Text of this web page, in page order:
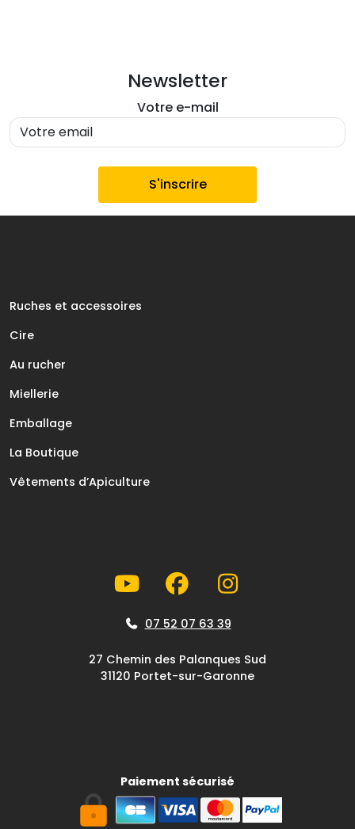
Newsletter
Votre e-mail
Ruches et accessoires
Cire
Au rucher
Miellerie
Emballage
La Boutique
Vêtements d’Apiculture
07 52 07 63 39
27 Chemin des Palanques Sud
31120 Portet-sur-Garonne
Paiement sécurisé